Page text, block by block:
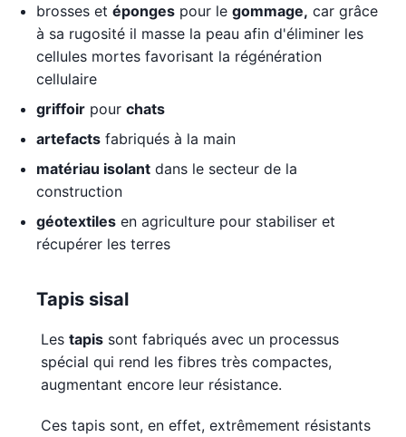
brosses et éponges pour le gommage, car grâce
à sa rugosité il masse la peau afin d'éliminer les
cellules mortes favorisant la régénération
cellulaire
griffoir pour chats
artefacts fabriqués à la main
matériau isolant dans le secteur de la
construction
géotextiles en agriculture pour stabiliser et
récupérer les terres
Tapis sisal
Les tapis sont fabriqués avec un processus
spécial qui rend les fibres très compactes,
augmentant encore leur résistance.
Ces tapis sont, en effet, extrêmement résistants